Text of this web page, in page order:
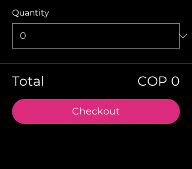
Quantity
Total COP 0
Checkout